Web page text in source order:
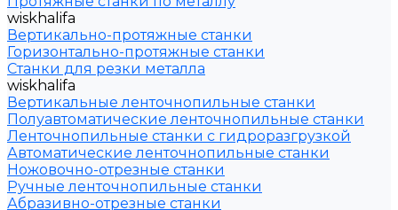
wiskhalifa
Вертикально-протяжные станки
Горизонтально-протяжные станки
Станки для резки металла
wiskhalifa
Вертикальные ленточнопильные станки
Полуавтоматические ленточнопильные станки
Ленточнопильные станки с гидроразгрузкой
Автоматические ленточнопильные станки
Ножовочно-отрезные станки
Ручные ленточнопильные станки
Абразивно-отрезные станки